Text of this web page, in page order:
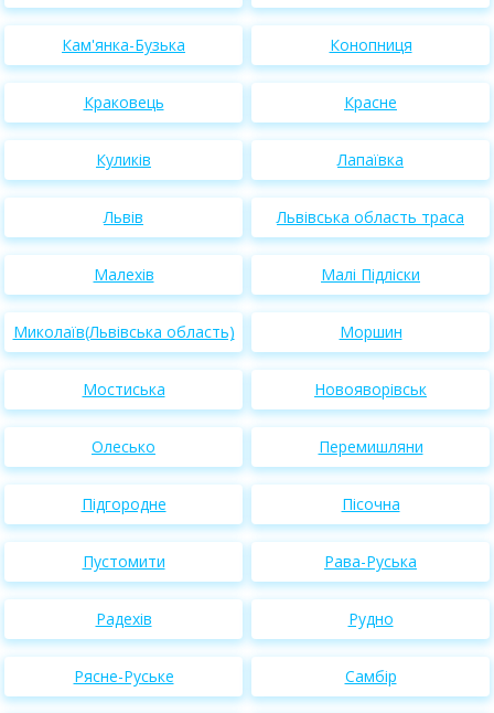
Кам'янка-Бузька Конопниця
Краковець Красне
Куликів Лапаївка
Львів Львівська область траса
Малехів Малі Підліски
Миколаїв(Львівська область) Моршин
Мостиська Новояворівськ
Олесько Перемишляни
Підгородне Пісочна
Пустомити Рава-Руська
Радехів Рудно
Рясне-Руське Самбір